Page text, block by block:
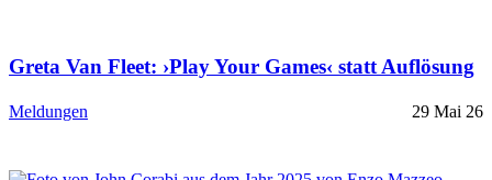
Greta Van Fleet: ›Play Your Games‹ statt Auflösung
Meldungen 29 Mai 26